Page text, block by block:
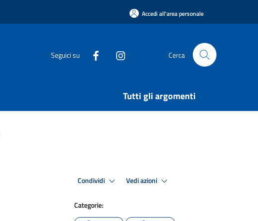
Accedi all'area personale
Seguici su Cerca
Tutti gli argomenti
Condividi Vedi azioni
Categorie: